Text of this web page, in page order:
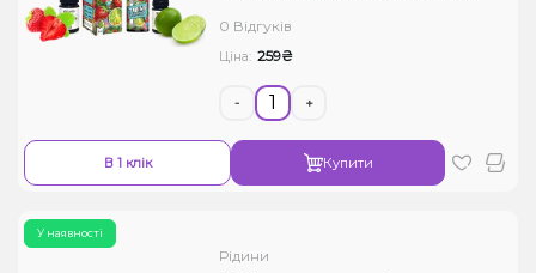
0 Відгуків
Ціна: 259₴
- +
В 1 клік Купити
У наявності
Рідини